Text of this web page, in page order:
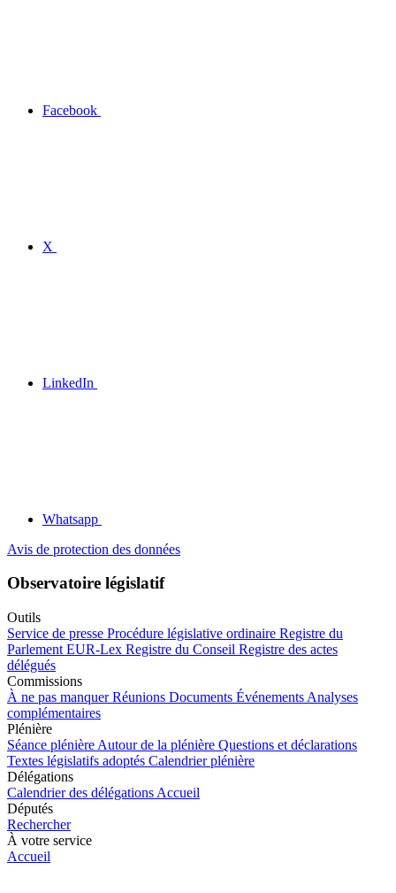
Facebook
X
LinkedIn
Whatsapp
Avis de protection des données
Observatoire législatif
Outils
Service de presse Procédure législative ordinaire Registre du
Parlement EUR-Lex Registre du Conseil Registre des actes
délégués
Commissions
À ne pas manquer Réunions Documents Événements Analyses
complémentaires
Plénière
Séance plénière Autour de la plénière Questions et déclarations
Textes législatifs adoptés Calendrier plénière
Délégations
Calendrier des délégations Accueil
Députés
Rechercher
À votre service
Accueil